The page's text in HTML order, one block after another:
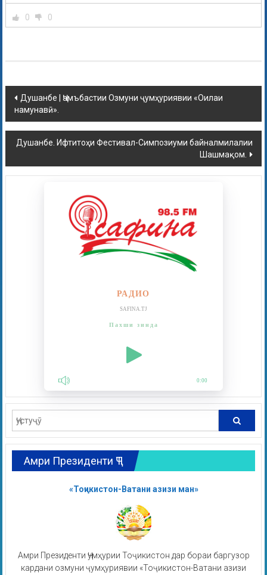
0 0
Душанбе | Ҷамъбастии Озмуни ҷумҳуриявии «Оилаи
намунавӣ».
Душанбе. Ифтитоҳи Фестивал-Симпозиуми байналмилалии
Шашмақом.
РАДИО
SAFINA.TJ
Пахши зинда
0:00
Амри Президенти ҶТ
«Тоҷикистон-Ватани азизи ман»
Амри Президенти Ҷумҳурии Тоҷикистон дар бораи баргузор
кардани озмуни ҷумҳуриявии «Тоҷикистон-Ватани азизи